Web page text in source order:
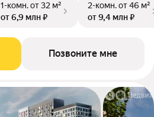
1-комн.от 32 м²
от 6,9 млн ₽
2-комн.от 46 м²
от 9,4 млн ₽
Позвоните мне